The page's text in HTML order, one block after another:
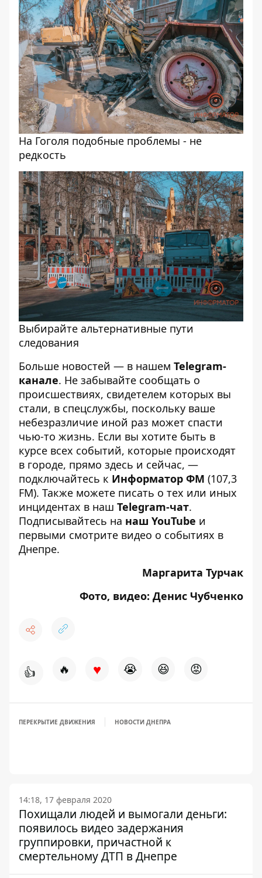
На Гоголя подобные проблемы - не
редкость
Выбирайте альтернативные пути
следования
Больше новостей — в нашем Telegram-
канале. Не забывайте сообщать о
происшествиях, свидетелем которых вы
стали, в спецслужбы, поскольку ваше
небезразличие иной раз может спасти
чью-то жизнь. Если вы хотите быть в
курсе всех событий, которые происходят
в городе, прямо здесь и сейчас, —
подключайтесь к Информатор ФМ (107,3
FM). Также можете писать о тех или иных
инцидентах в наш Telegram-чат.
Подписывайтесь на наш YouTube и
первыми смотрите видео о событиях в
Днепре.
Маргарита Турчак
Фото, видео: Денис Чубченко
👍 🔥 ♥ 😭 😆 😡
ПЕРЕКРЫТИЕ ДВИЖЕНИЯ НОВОСТИ ДНЕПРА
14:18, 17 февраля 2020
Похищали людей и вымогали деньги:
появилось видео задержания
группировки, причастной к
смертельному ДТП в Днепре